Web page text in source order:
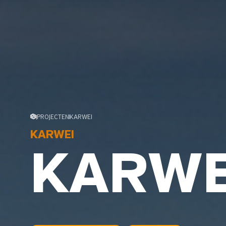
PROJECTEN KARWEI
KARWEI